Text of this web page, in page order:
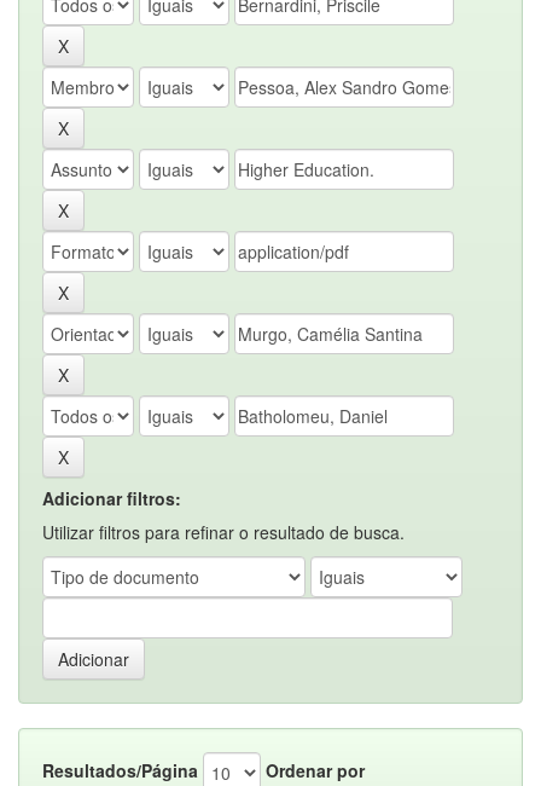
Adicionar filtros:
Utilizar filtros para refinar o resultado de busca.
Resultados/Página
Ordenar por